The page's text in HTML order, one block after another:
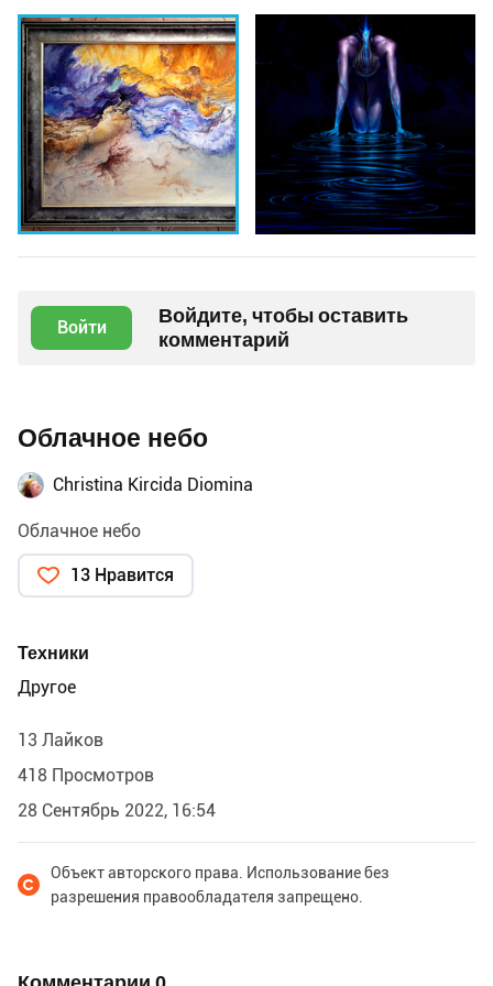
Войти
Войдите, чтобы оставить
комментарий
Облачное небо
Christina Kircida Diomina
Облачное небо
13 Нравится
Техники
Другое
13 Лайков
418 Просмотров
28 Сентябрь 2022, 16:54
Объект авторского права. Использование без
разрешения правообладателя запрещено.